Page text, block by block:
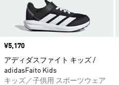
価格
¥5,170
アディダスファイト キッズ /
adidasFaito Kids
キッズ／子供用 スポーツウェア